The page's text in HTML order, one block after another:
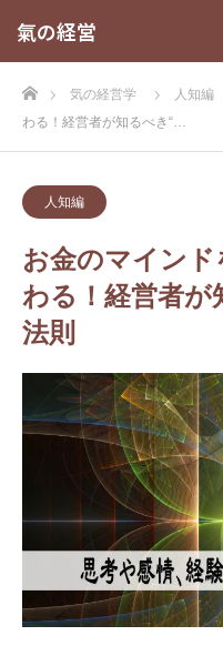
氣の経営
ホーム気の経営学 人知編
わる！経営者が知るべき“…
人知編
お金のマイン
わる！経営者が
法則